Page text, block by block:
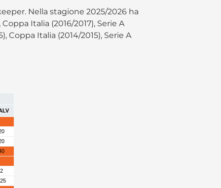
Nella stagione 2025/2026 ha
Italia (2016/2017), Serie A
Coppa Italia (2014/2015), Serie A
2